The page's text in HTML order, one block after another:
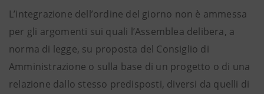
L’integrazione dell’ordine del giorno non è ammessa
per gli argomenti sui quali l’Assemblea delibera, a
norma di legge, su proposta del Consiglio di
Amministrazione o sulla base di un progetto o di una
relazione dallo stesso predisposti, diversi da quelli di